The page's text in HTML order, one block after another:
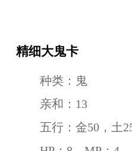
精细大鬼卡
种类：鬼
亲和：13
五行：金50，土